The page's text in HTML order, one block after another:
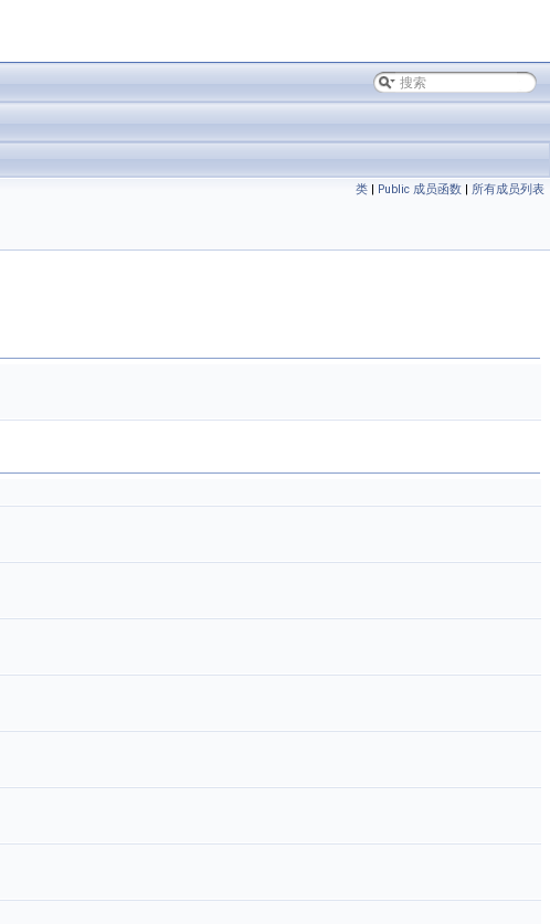
类 | Public 成员函数 | 所有成员列表